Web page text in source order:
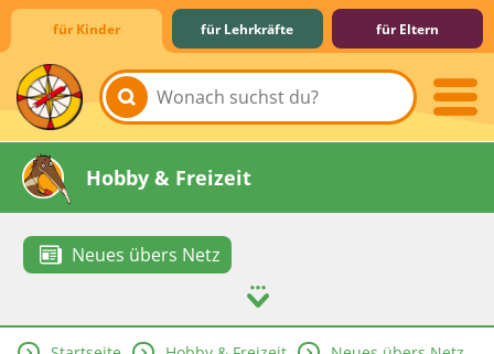
für Kinder für Lehrkräfte für Eltern
Lernen & Schule
Hobby & Freizeit
Neues übers Netz